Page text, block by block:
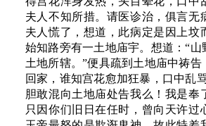
夫人不知所措。请医诊治，俱言无
夫人慌了，想道，此病定是因上坟
始知路旁有一土地庙宇。想道：“山
土地所辖。”便具疏到土地庙中祷
回家，谁知宫花愈加狂暴，口中乱
胆敢混向土地庙处告我么！我是奉
只因你们旧日在任时，曾向天许过